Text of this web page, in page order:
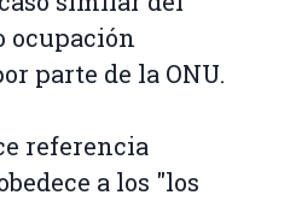
ocupación
parte de la ONU.
referencia
a los "los